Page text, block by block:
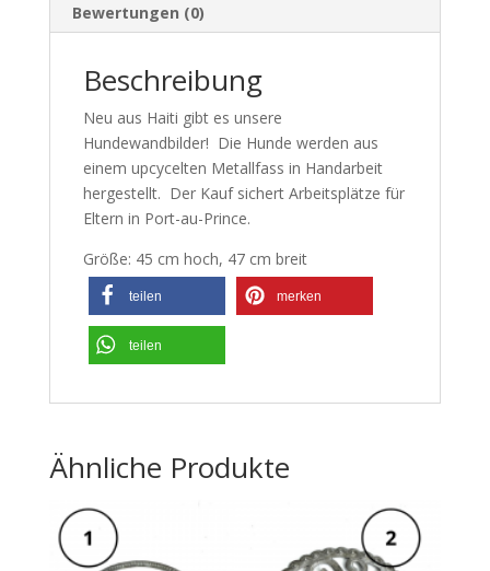
Bewertungen (0)
Beschreibung
Neu aus Haiti gibt es unsere
Hundewandbilder! Die Hunde werden aus
einem upcycelten Metallfass in Handarbeit
hergestellt. Der Kauf sichert Arbeitsplätze für
Eltern in Port-au-Prince.
Größe: 45 cm hoch, 47 cm breit
teilen merken
teilen
Ähnliche Produkte